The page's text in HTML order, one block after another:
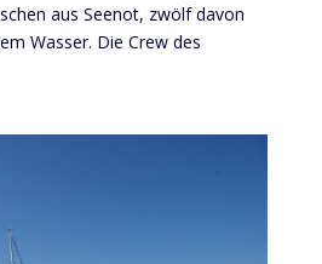
aus Seenot, zwölf davon
Wasser. Die Crew des